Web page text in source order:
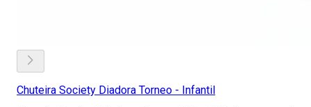
Chuteira Society Diadora Torneo - Infantil